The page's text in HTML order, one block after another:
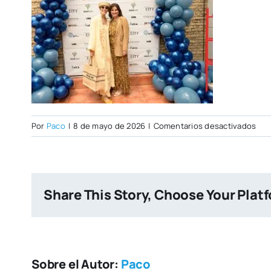
Por Paco | 8 de mayo de 2026 | Comentarios desactivadosen
Share This Story, Choose Your
Sobre el Autor: Paco